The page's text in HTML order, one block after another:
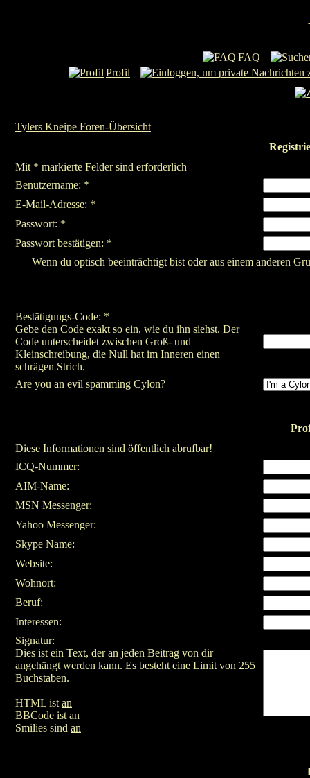
FAQ
Profil
Tylers Kneipe Foren-Übersicht
Mit * markierte Felder sind erforderlich
Benutzername: *
E-Mail-Adresse: *
Passwort: *
Passwort bestätigen: *
Wenn du optisch beeinträchtigt bist oder aus einem anderen
Bestätigungs-Code: *
Gebe den Code exakt so ein, wie du ihn siehst. Der
Code unterscheidet zwischen Groß- und
Kleinschreibung, die Null hat im Inneren einen
schrägen Strich.
Are you an evil spamming Cylon?
Diese Informationen sind öffentlich abrufbar!
ICQ-Nummer:
AIM-Name:
MSN Messenger:
Yahoo Messenger:
Skype Name:
Website:
Wohnort:
Beruf:
Interessen:
Signatur:
Dies ist ein Text, der an jeden Beitrag von dir
angehängt werden kann. Es besteht eine Limit von 255
Buchstaben.
HTML ist an
BBCode ist an
Smilies sind an